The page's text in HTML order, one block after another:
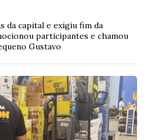
da capital e exigiu fim da
participantes e chamou
Gustavo